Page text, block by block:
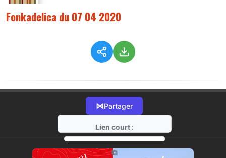
Fonkadelica du 07 04 2020
⋈Partager
Lien court :
https://radio-g.fr?1827
⧉